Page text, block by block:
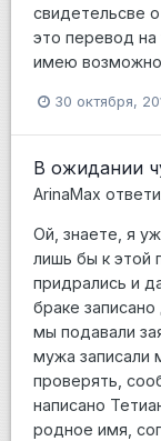
свидетельсве
это перевод на
имею
30 октября,
В ожидании
ArinaMax
Ой, знаете, я
лишь бы к этой
придрались и
браке
мы подавали
мужа записали
проверять,
написано
родное имя,